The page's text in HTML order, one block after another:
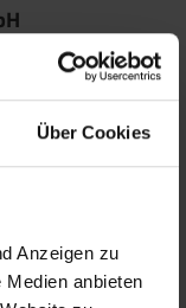
Über Cookies
Anzeigen zu
anbieten
Spuren von KI
Sie bitte